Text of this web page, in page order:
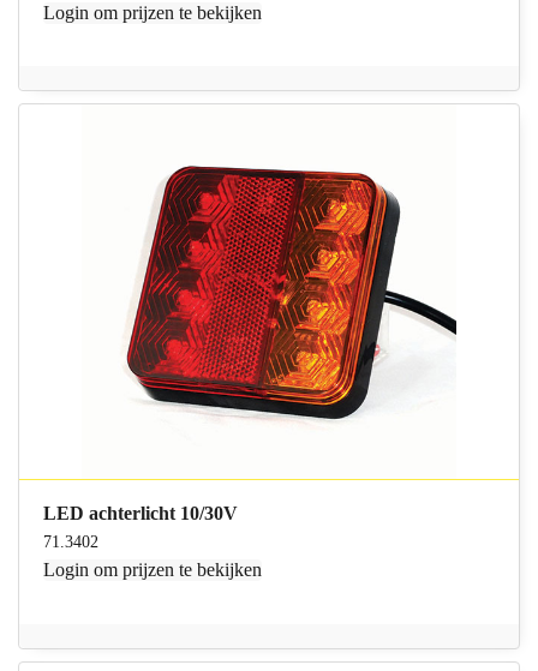
Login om prijzen te bekijken
LED achterlicht 10/30V
71.3402
Login om prijzen te bekijken